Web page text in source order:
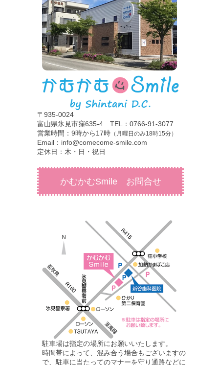
〒935-0024
富山県氷見市窪635-4 TEL：0766-91-3077
営業時間：9時から17時 （月曜日のみ18時15分）
Email：info@comecome-smile.com
定休日：木・日・祝日
かむかむSmile お問合せ
駐車場は指定の場所にお願いいたします。
時間帯によって、混み合う場合もございますの
で、駐車に当たってのマナーを守り通路などに